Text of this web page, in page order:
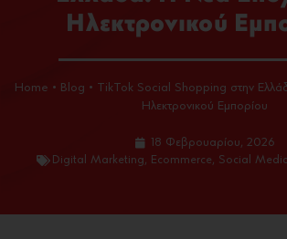
Ηλεκτρονικού
Home • Blog •
TikTok Social Shopping στην
Ηλεκτρονικού Εμπορίου
18 Φεβρουαρίου, 2026
Digital Marketing, Ecommerce, Social